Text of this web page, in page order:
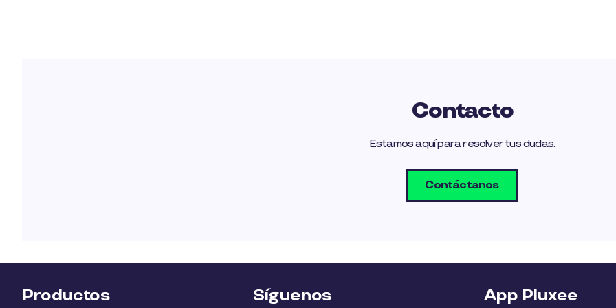
Contacto
Estamos aquí para resolver tus dudas.
Contáctanos
Productos Síguenos App Pluxee